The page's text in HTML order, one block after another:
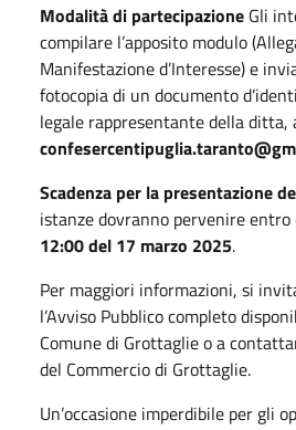
Modalità di partecipazione Gli
compilare l’apposito modulo
Manifestazione d’Interesse) e
fotocopia di un documento
legale rappresentante della ditta,
Scadenza per la presentazione
istanze dovranno pervenire
12:00 del 17 marzo 2025.
Per maggiori informazioni, si
l’Avviso Pubblico completo
Comune di Grottaglie o a
del Commercio di Grottaglie.
Un’occasione imperdibile per gli